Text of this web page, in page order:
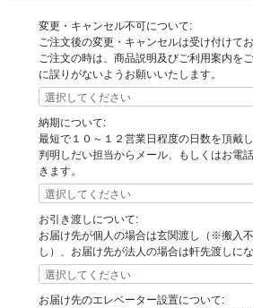
天板サイズ幅１８０cm×奥行９０cmは、オフィスで
性が高まります。ご家庭では、ゆとりをもった４人
- Detail -
変更・キャンセル不可について:
ご注文後の変更・キャンセルは受け付けてお
ご注文の時は、商品説明及びご利用案内を
に誤りがないようお願いいたします。
納期について:
最短で１０～１２営業日程度の日数を頂戴
判明しだい担当からメール、もしくはお電
きます。
お引き渡しについて:
お届け先が個人の場合は玄関渡し（※搬入
し）、お届け先が法人の場合は軒先渡しにな
お届け先のエレベーター設置について: